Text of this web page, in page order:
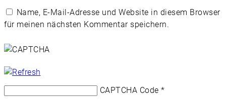
Name, E-Mail-Adresse und Website in diesem Browser
für meinen nächsten Kommentar speichern.
CAPTCHA Code *